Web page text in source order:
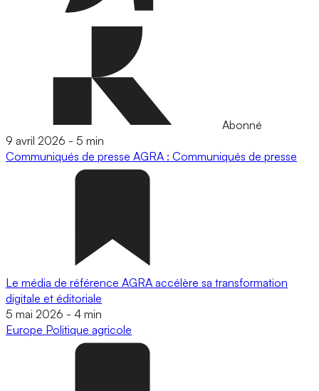
Abonné
9 avril 2026 - 5 min
Communiqués de presse AGRA : Communiqués de presse
Le média de référence AGRA accélère sa transformation
digitale et éditoriale
5 mai 2026 - 4 min
Europe Politique agricole